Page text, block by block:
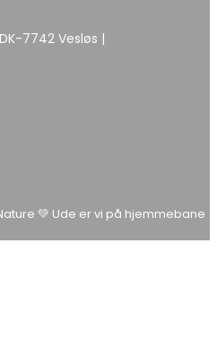
7742 Vesløs |
💚 Ude er vi på hjemmebane